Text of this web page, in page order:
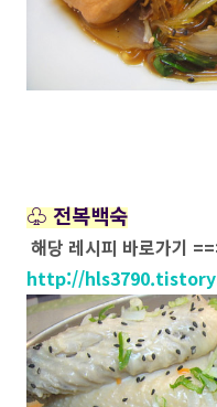
♧ 전복백숙
해당 레시피 바로가기
http://